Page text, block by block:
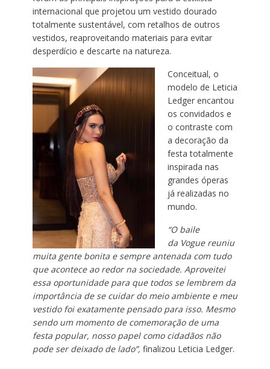
internacional que projetou um vestido dourado
totalmente sustentável, com retalhos de outros
vestidos, reaproveitando materiais para evitar
desperdício e descarte na natureza.
Conceitual, o
modelo de Leticia
Ledger encantou
os convidados e
o contraste com
a decoração da
festa totalmente
inspirada nas
grandes óperas
já realizadas no
mundo.
“O baile
da Voguereuniu
muita gente bonita e sempre antenada com tudo
que acontece ao redor na sociedade. Aproveitei
essa oportunidade para que todos se lembrem da
importância de se cuidar do meio ambiente e meu
vestido foi exatamente pensado para isso. Mesmo
sendo um momento de comemoração de uma
festa popular, nosso papel como cidadãos não
pode ser deixado de lado”, finalizou Leticia Ledger.